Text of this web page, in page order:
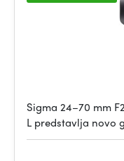
Sigma 24–70 mm
L predstavlja novo